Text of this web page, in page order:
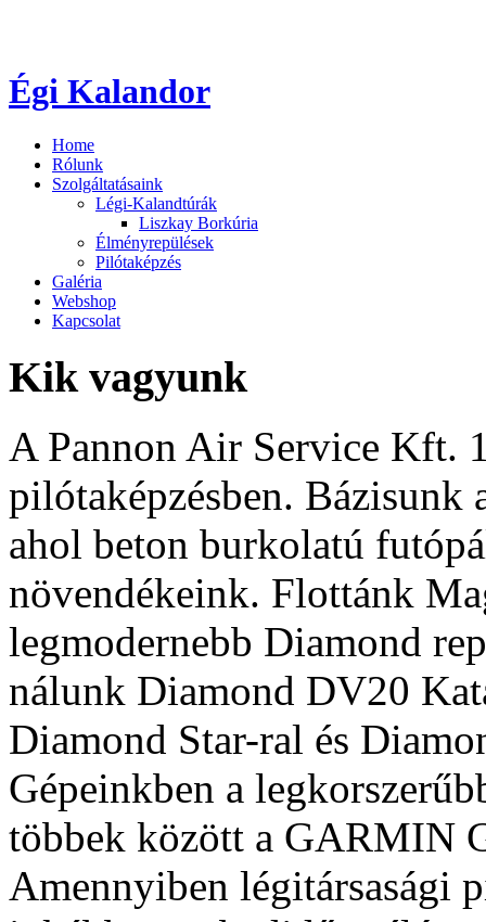
Égi Kalandor
Home
Rólunk
Szolgáltatásaink
Légi-Kalandtúrák
Liszkay Borkúria
Élményrepülések
Pilótaképzés
Galéria
Webshop
Kapcsolat
Kik vagyunk
A Pannon Air Service Kft.
pilótaképzésben.
ahol beton burkolatú
növendékeink. Flottánk
legmodernebb Diamond
nálunk Diamond DV20
Diamond Star-ral és
Gépeinkben a
többek között a GARMIN
Amennyiben légitársasági